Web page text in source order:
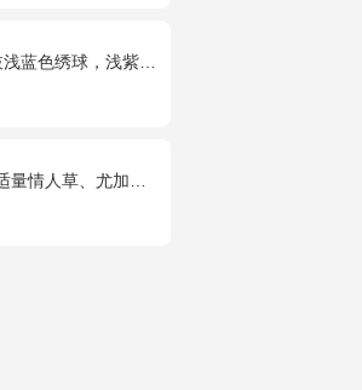
浅紫洋桔梗、栀子叶搭配
情人草、尤加利叶